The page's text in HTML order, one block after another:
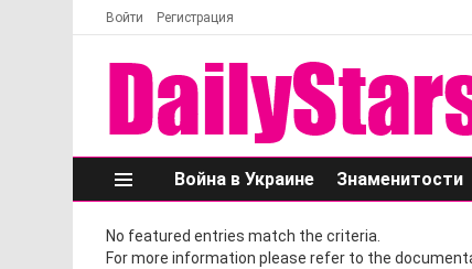
Войти Регистрация
Меню
Война в Украине Знаменитости
No featured entries match the criteria.
For more information please refer to the